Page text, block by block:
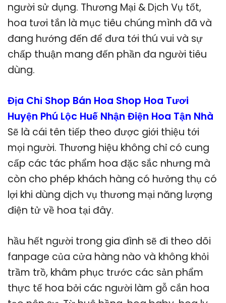
người sử dụng. Thương Mại & Dịch Vụ tốt,
hoa tươi tắn là mục tiêu chúng mình đã và
đang hướng đến để đưa tới thú vui và sự
chấp thuận mang đến phần đa người tiêu
dùng.
Địa Chỉ Shop Bán Hoa Shop Hoa Tươi
Huyện Phú Lộc Huế Nhận Điện Hoa Tận Nhà
Sẽ là cái tên tiếp theo được giới thiệu tới
mọi người. Thương hiệu không chỉ có cung
cấp các tác phẩm hoa đặc sắc nhưng mà
còn cho phép khách hàng có hưởng thụ có
lợi khi dùng dịch vụ thương mại năng lượng
điện tử về hoa tại đây.
hầu hết người trong gia đình sẽ đi theo dõi
fanpage của cửa hàng nào và không khỏi
trầm trồ, khâm phục trước các sản phẩm
thực tế hoa bởi các người làm gỗ cắn hoa